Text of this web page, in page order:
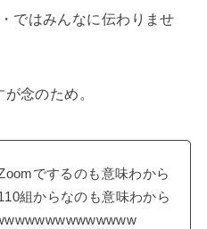
ではみんなに伝わりませ
念のため。
でするのも意味わから
組からなのも意味わから